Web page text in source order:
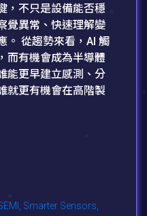
，不只是設備能否穩
覺異常、快速理解變
。 從趨勢來看，AI 觸
而有機會成為半導體
能更早建立感測、分
就更有機會在高階製
Smarter Sensors,